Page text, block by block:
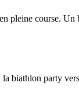
pleine course.
la biathlon party